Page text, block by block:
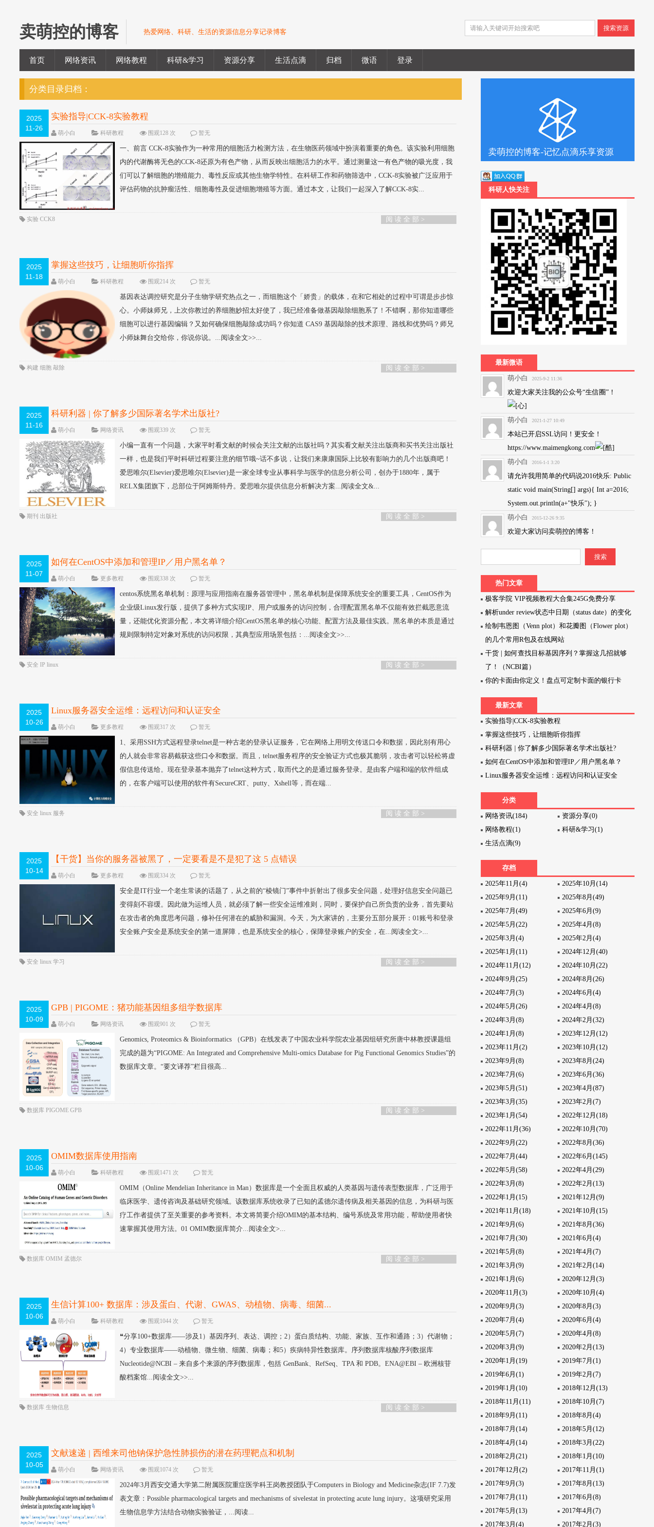
卖萌控的博客 热爱网络、科研、生活的资源信息分享记录博客
搜索资源
首页 网络资讯 网络教程 科研&学习 资源分享 生活点滴 归档 微语 登录
分类目录归档：
2025
11-26
实验指导|CCK-8实验教程
萌小白 科研教程 围观128 次 暂无
一、前言 CCK-8实验作为一种常用的细胞活力检测方法，在生物医药领域中扮演着重要的角色。该实验利用细胞
内的代谢酶将无色的CCK-8还原为有色产物，从而反映出细胞活力的水平。通过测量这一有色产物的吸光度，我
们可以了解细胞的增殖能力、毒性反应或其他生物学特性。在科研工作和药物筛选中，CCK-8实验被广泛应用于
评估药物的抗肿瘤活性、细胞毒性及促进细胞增殖等方面。通过本文，让我们一起深入了解CCK-8实...
阅 读 全 部 >
实验CCK8
2025
11-18
掌握这些技巧，让细胞听你指挥
萌小白 科研教程 围观214 次 暂无
基因表达调控研究是分子生物学研究热点之一，而细胞这个「娇贵」的载体，在和它相处的过程中可谓是步步惊
心。小师妹师兄，上次你教过的养细胞妙招太好使了，我已经准备做基因敲除细胞系了！不错啊，那你知道哪些
细胞可以进行基因编辑？又如何确保细胞敲除成功吗？你知道 CAS9 基因敲除的技术原理、路线和优势吗？师兄
小师妹舞台交给你，你说你说。...阅读全文>>...
阅 读 全 部 >
构建细胞敲除
2025
11-16
科研利器 | 你了解多少国际著名学术出版社?
萌小白 网络资讯 围观339 次 暂无
小编一直有一个问题，大家平时看文献的时候会关注文献的出版社吗？其实看文献关注出版商和买书关注出版社
一样，也是我们平时科研过程要注意的细节哦~话不多说，让我们来康康国际上比较有影响力的几个出版商吧！
爱思唯尔(Elsevier)爱思唯尔(Elsevier)是一家全球专业从事科学与医学的信息分析公司，创办于1880年，属于
RELX集团旗下，总部位于阿姆斯特丹。爱思唯尔提供信息分析解决方案...阅读全文&...
阅 读 全 部 >
期刊 出版社
2025
11-07
如何在CentOS中添加和管理IP／用户黑名单？
萌小白 更多教程 围观338 次 暂无
centos系统黑名单机制：原理与应用指南在服务器管理中，黑名单机制是保障系统安全的重要工具，CentOS作为
企业级Linux发行版，提供了多种方式实现IP、用户或服务的访问控制，合理配置黑名单不仅能有效拦截恶意流
量，还能优化资源分配，本文将详细介绍CentOS黑名单的核心功能、配置方法及最佳实践。黑名单的本质是通过
规则限制特定对象对系统的访问权限，其典型应用场景包括：...阅读全文>>...
阅 读 全 部 >
安全 IPlinux
2025
10-26
Linux服务器安全运维：远程访问和认证安全
萌小白 更多教程 围观317 次 暂无
1、采用SSH方式远程登录telnet是一种古老的登录认证服务，它在网络上用明文传送口令和数据，因此别有用心
的人就会非常容易截获这些口令和数据。而且，telnet服务程序的安全验证方式也极其脆弱，攻击者可以轻松将虚
假信息传送给。现在登录基本抛弃了telnet这种方式，取而代之的是通过服务登录。是由客户端和端的软件组成
的，在客户端可以使用的软件有SecureCRT、putty、Xshell等，而在端...
阅 读 全 部 >
安全linux 服务
2025
10-14
【干货】当你的服务器被黑了，一定要看是不是犯了这 5 点错误
萌小白 更多教程 围观334 次 暂无
安全是IT行业一个老生常谈的话题了，从之前的“棱镜门”事件中折射出了很多安全问题，处理好信息安全问题已
变得刻不容缓。因此做为运维人员，就必须了解一些安全运维准则，同时，要保护自己所负责的业务，首先要站
在攻击者的角度思考问题，修补任何潜在的威胁和漏洞。今天，为大家讲的，主要分五部分展开：01账号和登录
安全账户安全是系统安全的第一道屏障，也是系统安全的核心，保障登录账户的安全，在...阅读全文>...
阅 读 全 部 >
安全linux学习
2025
10-09
GPB | PIGOME：猪功能基因组多组学数据库
萌小白 网络资讯 围观901 次 暂无
Genomics, Proteomics & Bioinformatics （GPB）在线发表了中国农业科学院农业基因组研究所唐中林教授课题组
完成的题为“PIGOME: An Integrated and Comprehensive Multi-omics Database for Pig Functional Genomics Studies”的
数据库文章。“要文译荐”栏目很高...
阅 读 全 部 >
数据库PIGOMEGPB
2025
10-06
OMIM数据库使用指南
萌小白 科研教程 围观1471 次 暂无
OMIM（Online Mendelian Inheritance in Man）数据库是一个全面且权威的人类基因与遗传表型数据库，广泛用于
临床医学、遗传咨询及基础研究领域。该数据库系统收录了已知的孟德尔遗传病及相关基因的信息，为科研与医
疗工作者提供了至关重要的参考资料。本文将简要介绍OMIM的基本结构、编号系统及常用功能，帮助使用者快
速掌握其使用方法。01 OMIM数据库简介...阅读全文>...
阅 读 全 部 >
数据库OMIM 孟德尔
2025
10-06
生信计算100+ 数据库：涉及蛋白、代谢、GWAS、动植物、病毒、细菌...
萌小白 科研教程 围观1044 次 暂无
❝分享100+数据库——涉及1）基因序列、表达、调控；2）蛋白质结构、功能、家族、互作和通路；3）代谢物；
4）专业数据库——动植物、微生物、细菌、病毒；和5）疾病特异性数据库。序列数据库核酸序列数据库
Nucleotide@NCBI – 来自多个来源的序列数据库，包括 GenBank、RefSeq、TPA 和 PDB。ENA@EBI – 欧洲核苷
酸档案馆...阅读全文>>...
阅 读 全 部 >
数据库生物信息
2025
10-05
文献速递 | 西维来司他钠保护急性肺损伤的潜在药理靶点和机制
萌小白 网络资讯 围观1074 次 暂无
2024年3月西安交通大学第二附属医院重症医学科王岗教授团队于Computers in Biology and Medicine杂志(IF 7.7)发
表文章：Possible pharmacological targets and mechanisms of sivelestat in protecting acute lung injury。这项研究采用
生物信息学方法结合动物实验验证，...阅读...
卖萌控的博客-记忆点滴乐享资源
科研人快关注
最新微语
萌小白 2025-9-2 11:36
欢迎大家关注我的公众号“生信圈”！
萌小白 2021-1-27 10:49
本站已开启SSL访问！更安全！
https://www.maimengkong.com
萌小白
2016-1-1 3:20
请允许我用简单的代码说2016快乐: Public
static void main(String[] args){ Int a=2016;
System.out.println(a+"快乐"); }
萌小白
2015-12-26 9:35
欢迎大家访问卖萌控的博客！
热门文章
极客学院 VIP视频教程大合集245G免费分享
解析under review状态中日期（status date）的变化
绘制韦恩图（Venn plot）和花瓣图（Flower plot）
的几个常用R包及在线网站
干货 | 如何查找目标基因序列？掌握这几招就够
了！（NCBI篇）
你的卡面由你定义！盘点可定制卡面的银行卡
最新文章
实验指导|CCK-8实验教程
掌握这些技巧，让细胞听你指挥
科研利器 | 你了解多少国际著名学术出版社?
如何在CentOS中添加和管理IP／用户黑名单？
Linux服务器安全运维：远程访问和认证安全
分类
网络资讯(184)
资源分享(0)
网络教程(1)
科研&学习(1)
生活点滴(9)
存档
2025年11月(4)
2025年10月(14)
2025年9月(11)
2025年8月(49)
2025年7月(49)
2025年6月(9)
2025年5月(22)
2025年4月(8)
2025年3月(4)
2025年2月(4)
2025年1月(11)
2024年12月(40)
2024年11月(12)
2024年10月(22)
2024年9月(25)
2024年8月(26)
2024年7月(3)
2024年6月(4)
2024年5月(26)
2024年4月(8)
2024年3月(8)
2024年2月(32)
2024年1月(8)
2023年12月(12)
2023年11月(2)
2023年10月(12)
2023年9月(8)
2023年8月(24)
2023年7月(6)
2023年6月(36)
2023年5月(51)
2023年4月(87)
2023年3月(35)
2023年2月(7)
2023年1月(54)
2022年12月(18)
2022年11月(36)
2022年10月(70)
2022年9月(22)
2022年8月(36)
2022年7月(44)
2022年6月(145)
2022年5月(58)
2022年4月(29)
2022年3月(8)
2022年2月(13)
2022年1月(15)
2021年12月(9)
2021年11月(18)
2021年10月(15)
2021年9月(6)
2021年8月(36)
2021年7月(30)
2021年6月(4)
2021年5月(8)
2021年4月(7)
2021年3月(9)
2021年2月(14)
2021年1月(6)
2020年12月(3)
2020年11月(3)
2020年10月(4)
2020年9月(3)
2020年8月(3)
2020年7月(4)
2020年6月(4)
2020年5月(7)
2020年4月(8)
2020年3月(9)
2020年2月(13)
2020年1月(19)
2019年7月(1)
2019年6月(1)
2019年2月(7)
2019年1月(10)
2018年12月(13)
2018年11月(11)
2018年10月(7)
2018年9月(11)
2018年8月(4)
2018年7月(14)
2018年5月(12)
2018年4月(14)
2018年3月(22)
2018年2月(21)
2018年1月(10)
2017年12月(2)
2017年11月(1)
2017年9月(3)
2017年8月(13)
2017年7月(11)
2017年6月(8)
2017年5月(13)
2017年4月(7)
2017年3月(4)
2017年2月(3)